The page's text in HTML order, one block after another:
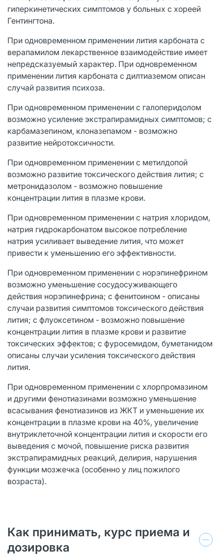
гиперкинетических симптомов у больных с хореей
Гентингтона.
При одновременном применении лития карбоната с
верапамилом лекарственное взаимодействие имеет
непредсказуемый характер. При одновременном
применении лития карбоната с дилтиаземом описан
случай развития психоза.
При одновременном применении с галоперидолом
возможно усиление экстрапирамидных симптомов; с
карбамазепином, клоназепамом - возможно
развитие нейротоксичности.
При одновременном применении с метилдопой
возможно развитие токсического действия лития; с
метронидазолом - возможно повышение
концентрации лития в плазме крови.
При одновременном применении с натрия хлоридом,
натрия гидрокарбонатом высокое потребление
натрия усиливает выведение лития, что может
привести к уменьшению его эффективности.
При одновременном применении с норэпинефрином
возможно уменьшение сосудосуживающего
действия норэпинефрина; с фенитоином - описаны
случаи развития симптомов токсического действия
лития; с флуоксетином - возможно повышение
концентрации лития в плазме крови и развитие
токсических эффектов; с фуросемидом, буметанидом
описаны случаи усиления токсического действия
лития.
При одновременном применении с хлорпромазином
и другими фенотиазинами возможно уменьшение
всасывания фенотиазинов из ЖКТ и уменьшение их
концентрации в плазме крови на 40%, увеличение
внутриклеточной концентрации лития и скорости его
выведения с мочой, повышение риска развития
экстрапирамидных реакций, делирия, нарушения
функции мозжечка (особенно у лиц пожилого
возраста).
Как принимать, курс приема и
дозировка